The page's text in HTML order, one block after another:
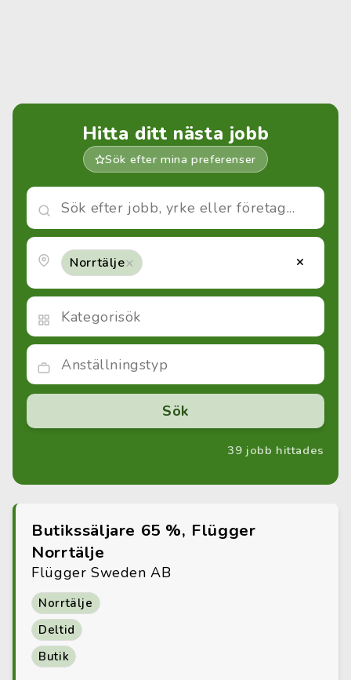
Hitta ditt nästa jobb
Sök efter mina preferenser
×
×
Norrtälje
39 jobb hittades
Butikssäljare 65 %, Flügger
Norrtälje
Flügger Sweden AB
Norrtälje
Deltid
Butik